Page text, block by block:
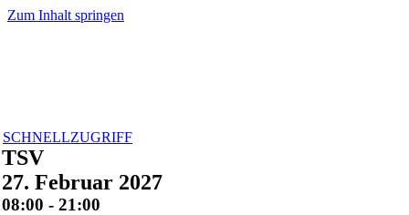
Zum Inhalt springen
SCHNELLZUGRIFF
TSV
27. Februar 2027
08:00 - 21:00